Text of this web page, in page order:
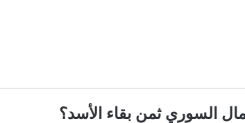
السوري ثمن بقاء الأسد؟